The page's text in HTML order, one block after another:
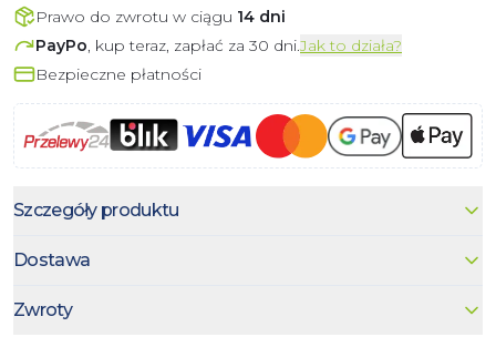
Prawo do zwrotu w ciągu 14 dni
PayPo, kup teraz, zapłać za 30 dni.Jak to działa?
Bezpieczne płatności
Szczegóły produktu
Dostawa
Zwroty